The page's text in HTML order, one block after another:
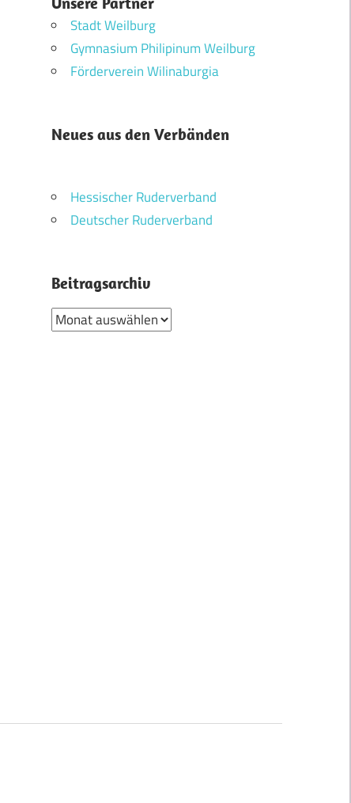
Stadt Weilburg
Gymnasium Philipinum Weilburg
Förderverein Wilinaburgia
Neues aus den Verbänden
Hessischer Ruderverband
Deutscher Ruderverband
Beitragsarchiv
Beitragsarchiv